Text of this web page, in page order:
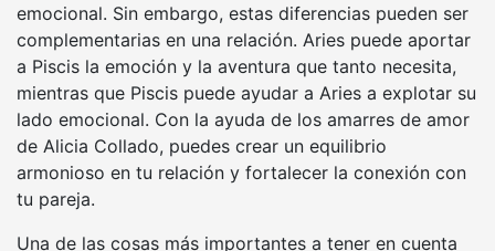
emocional. Sin embargo, estas diferencias pueden ser
complementarias en una relación. Aries puede aportar
a Piscis la emoción y la aventura que tanto necesita,
mientras que Piscis puede ayudar a Aries a explotar su
lado emocional. Con la ayuda de los amarres de amor
de Alicia Collado, puedes crear un equilibrio
armonioso en tu relación y fortalecer la conexión con
tu pareja.
Una de las cosas más importantes a tener en cuenta